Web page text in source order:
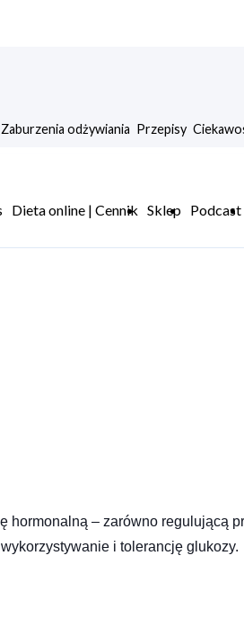
Zaburzenia odżywiania Przepisy
Dieta online | Cennik Sklep Podcast
hormonalną – zarówno regulującą
i tolerancję glukozy.